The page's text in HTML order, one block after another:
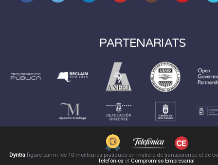
PARTENARIATS
Dyntra figure parmi les 10 meilleures pratiques en matière de transparence et de
Telefónica et Compromiso Empresarial